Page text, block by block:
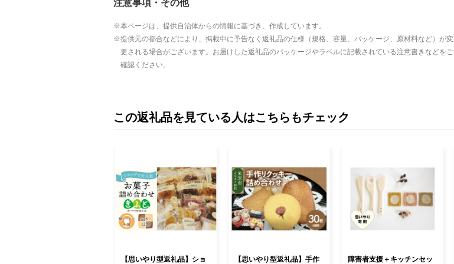
注意事項・その他
本ページは、提供自治体からの情報に基づき、作成しています。
提供元の都合などにより、掲載中に予告なく返礼品の仕様（規格、容量、パッケージ、原材料など）が変
更される場合がございます。お届けした返礼品のパッケージやラベルに記載されている注意書きなどをご
確認ください。
この返礼品を見ている人はこちらもチェック
【思いやり型返礼品】ショ 【思いやり型返礼品】手作 障害者支援＋キッチンセッ